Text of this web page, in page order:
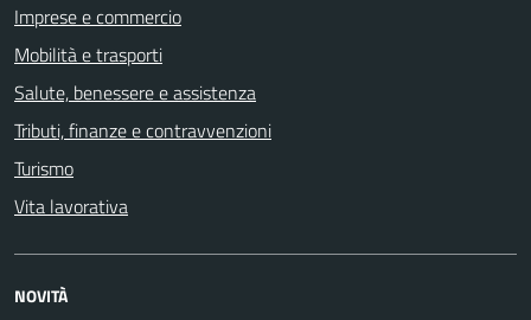
Imprese e commercio
Mobilità e trasporti
Salute, benessere e assistenza
Tributi, finanze e contravvenzioni
Turismo
Vita lavorativa
NOVITÀ